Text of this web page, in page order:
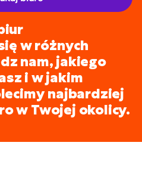
w różnych
nam, jakiego
i w jakim
najbardziej
w Twojej okolicy.